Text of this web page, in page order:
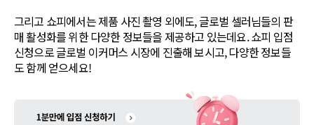
그리고 쇼피에서는 제품 사진 촬영 외에도, 글로벌 셀러님들의 판
매 활성화를 위한 다양한 정보들을 제공하고 있는데요. 쇼피 입점
신청으로 글로벌 이커머스 시장에 진출해 보시고, 다양한 정보들
도 함께 얻으세요!